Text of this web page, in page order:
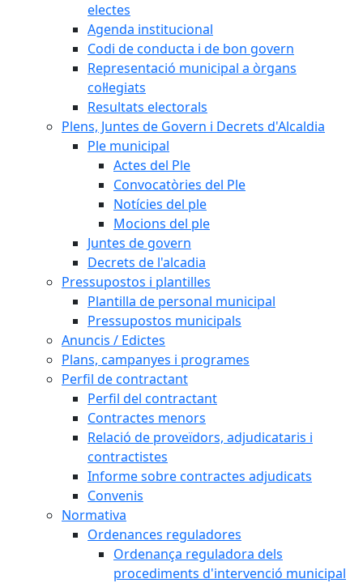
electes
Agenda institucional
Codi de conducta i de bon govern
Representació municipal a òrgans
col·legiats
Resultats electorals
Plens, Juntes de Govern i Decrets d'Alcaldia
Ple municipal
Actes del Ple
Convocatòries del Ple
Notícies del ple
Mocions del ple
Juntes de govern
Decrets de l'alcadia
Pressupostos i plantilles
Plantilla de personal municipal
Pressupostos municipals
Anuncis / Edictes
Plans, campanyes i programes
Perfil de contractant
Perfil del contractant
Contractes menors
Relació de proveïdors, adjudicataris i
contractistes
Informe sobre contractes adjudicats
Convenis
Normativa
Ordenances reguladores
Ordenança reguladora dels
procediments d'intervenció municipal